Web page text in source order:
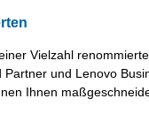
Vielzahl
Partner und Lenovo
Ihnen